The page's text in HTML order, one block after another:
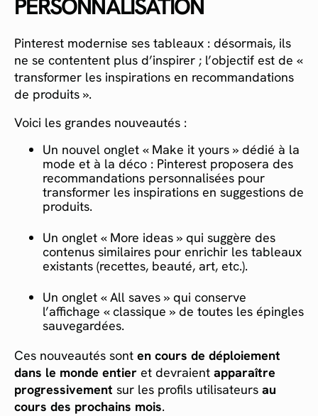
PERSONNALISATION
Pinterest modernise ses tableaux : désormais, ils
ne se contentent plus d’inspirer ; l’objectif est de «
transformer les inspirations en recommandations
de produits ».
Voici les grandes nouveautés :
Un nouvel onglet « Make it yours » dédié à la
mode et à la déco : Pinterest proposera des
recommandations personnalisées pour
transformer les inspirations en suggestions de
produits.
Un onglet « More ideas » qui suggère des
contenus similaires pour enrichir les tableaux
existants (recettes, beauté, art, etc.).
Un onglet « All saves » qui conserve
l’affichage « classique » de toutes les épingles
sauvegardées.
Ces nouveautés sont en cours de déploiement
dans le monde entier et devraient apparaître
progressivement sur les profils utilisateurs au
cours des prochains mois.